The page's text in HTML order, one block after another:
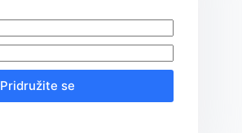
Pridružite se